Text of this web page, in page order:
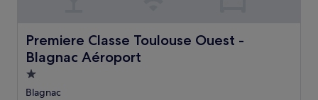
Premiere Classe Toulouse Ouest -
Blagnac Aéroport
Premiere Classe Toulouse Ouest - Blagnac Aéroport
Hébergement
1.0 étoile
Blagnac